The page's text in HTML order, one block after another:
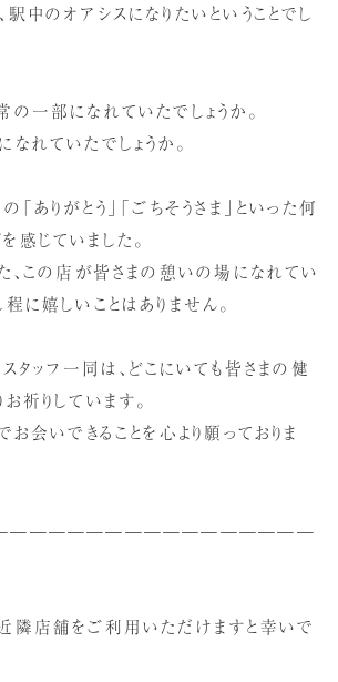
中のオアシスになりたいということでし
の一部になれていたでしょうか。
れていたでしょうか。
「ありがとう」「ごちそうさま」といった何
感じていました。
、この店が皆さまの憩いの場になれてい
に嬉しいことはありません。
ッフ一同は、どこにいても皆さまの健
祈りしています。
お会いできることを心より願っておりま
隣店舗をご利用いただけますと幸いで